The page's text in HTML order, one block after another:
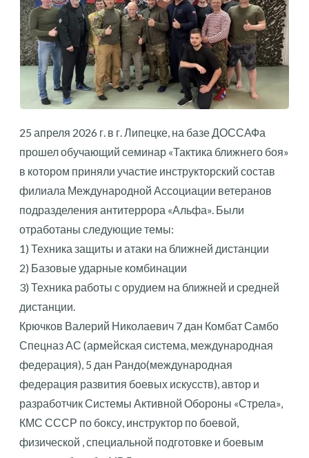
25 апреля 2026 г. в г. Липецке, на базе ДОССАФа
прошел обучающий семинар «Тактика ближнего боя»
в котором приняли участие инструкторский состав
филиала Международной Ассоциации ветеранов
подразделения антитеррора «Альфа». Были
отработаны следующие темы:
1) Техника защиты и атаки на ближней дистанции
2) Базовые ударные комбинации
3) Техника работы с орудием на ближней и средней
дистанции.
Крючков Валерий Николаевич 7 дан Комбат Самбо
Спецназ АС (армейская система, международная
федерация), 5 дан Рандо(международная
федерация развития боевых искусств), автор и
разработчик Системы Активной Обороны «Стрела»,
КМС СССР по боксу, инструктор по боевой,
физической , специальной подготовке и боевым